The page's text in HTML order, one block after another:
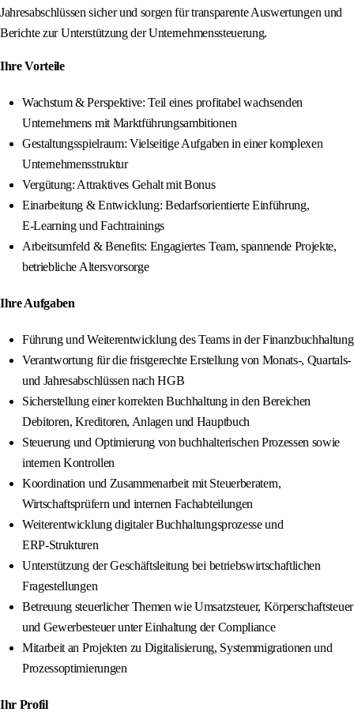
Jahresabschlüssen sicher und sorgen für transparente Auswertungen und
Berichte zur Unterstützung der Unternehmenssteuerung.
Ihre Vorteile
Wachstum & Perspektive: Teil eines profitabel wachsenden
Unternehmens mit Marktführungsambitionen
Gestaltungsspielraum: Vielseitige Aufgaben in einer komplexen
Unternehmensstruktur
Vergütung: Attraktives Gehalt mit Bonus
Einarbeitung & Entwicklung: Bedarfsorientierte Einführung,
E‑Learning und Fachtrainings
Arbeitsumfeld & Benefits: Engagiertes Team, spannende Projekte,
betriebliche Altersvorsorge
Ihre Aufgaben
Führung und Weiterentwicklung des Teams in der Finanzbuchhaltung
Verantwortung für die fristgerechte Erstellung von Monats-, Quartals-
und Jahresabschlüssen nach HGB
Sicherstellung einer korrekten Buchhaltung in den Bereichen
Debitoren, Kreditoren, Anlagen und Hauptbuch
Steuerung und Optimierung von buchhalterischen Prozessen sowie
internen Kontrollen
Koordination und Zusammenarbeit mit Steuerberatern,
Wirtschaftsprüfern und internen Fachabteilungen
Weiterentwicklung digitaler Buchhaltungsprozesse und
ERP‑Strukturen
Unterstützung der Geschäftsleitung bei betriebswirtschaftlichen
Fragestellungen
Betreuung steuerlicher Themen wie Umsatzsteuer, Körperschaftsteuer
und Gewerbesteuer unter Einhaltung der Compliance
Mitarbeit an Projekten zu Digitalisierung, Systemmigrationen und
Prozessoptimierungen
Ihr Profil